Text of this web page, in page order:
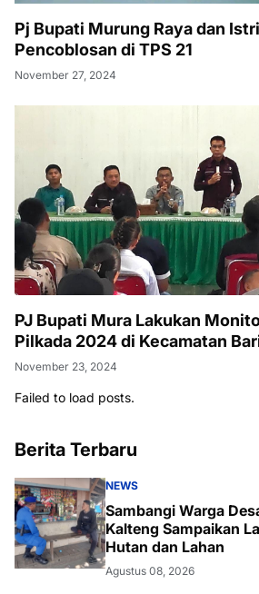
Pj Bupati Murung Raya dan
Pencoblosan di TPS 21
November 27, 2024
PJ Bupati Mura Lakukan
Pilkada 2024 di Kecamatan
November 23, 2024
Failed to load posts.
Berita Terbaru
NEWS
Sambangi Warga
Kalteng Sampaikan
Hutan dan Lahan
Agustus 08, 2026